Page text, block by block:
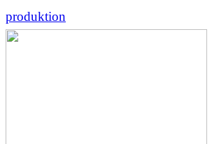
produktion